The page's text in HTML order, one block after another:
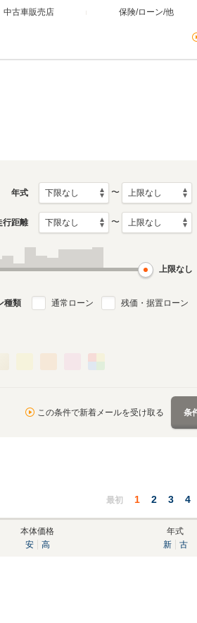
中古車販売店 保険/ローン/他
年式 〜
行距離 〜
上限なし
種類 通常ローン 残価・据置ローン
この条件で新着メールを受け取る 条
最初 1 2 3 4
本体価格
安
高
年式
新
古